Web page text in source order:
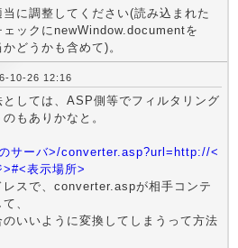
に調整してください(読み込まれた
ェックにnewWindow.documentを
どうかも含めて)。
10-26 12:16
としては、ASP側等でフィルタリング
もありかなと。
サーバ>/converter.asp?url=http://<
>#<表示場所>
レスで、converter.aspが相手コンテ
、
のいいように変換してしまうって方法